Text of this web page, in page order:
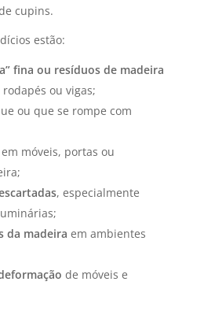
cupins.
estão:
fina ou resíduos de madeira
ou vigas;
ou que se rompe com
móveis, portas ou
, especialmente
da madeira em ambientes
de móveis e